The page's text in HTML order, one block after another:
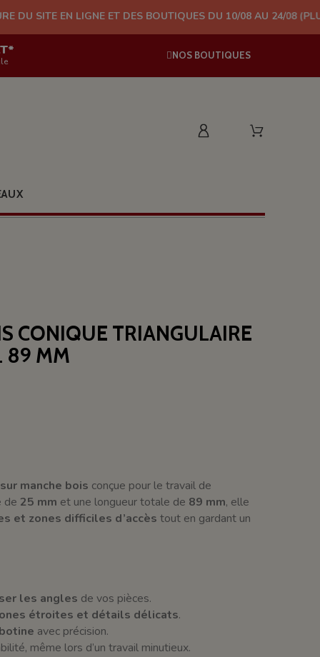
LIGNE ET DES BOUTIQUES DU 10/08 AU 24/08 (PLUS
NOS BOUTIQUES
CONIQUE TRIANGULAIRE
89 MM
manche bois conçue pour le travail de
de 25 mm et une longueur totale de 89 mm, elle
et zones difficiles d’accès tout en gardant un
les angles de vos pièces.
étroites et détails délicats.
avec précision.
même lors d’un travail minutieux.